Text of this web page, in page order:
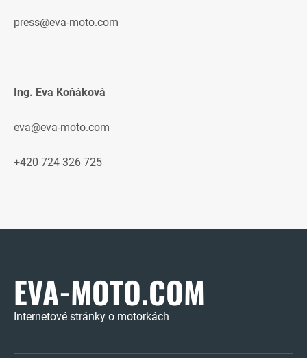
press@eva-moto.com
Ing. Eva Koňáková
eva@eva-moto.com
+420 724 326 725
EVA-MOTO.COM
Internetové stránky o motorkách